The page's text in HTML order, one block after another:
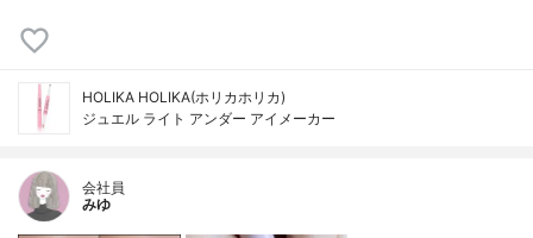
HOLIKA HOLIKA(ホリカホリカ)
ジュエル ライト アンダー アイメーカー
会社員
みゆ